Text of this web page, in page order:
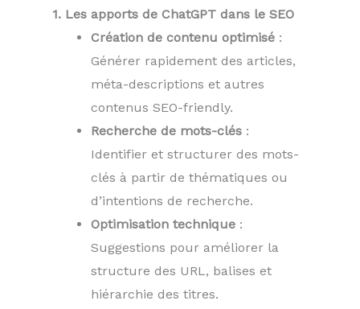
1. Les apports de ChatGPT dans le SEO
Création de contenu optimisé :
Générer rapidement des articles,
méta-descriptions et autres
contenus SEO-friendly.
Recherche de mots-clés :
Identifier et structurer des mots-
clés à partir de thématiques ou
d’intentions de recherche.
Optimisation technique :
Suggestions pour améliorer la
structure des URL, balises et
hiérarchie des titres.